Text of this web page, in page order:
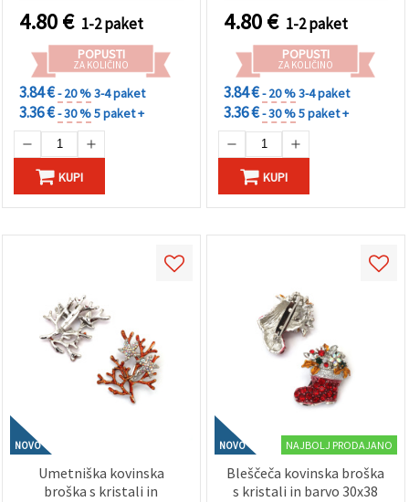
pomladne outfite in
dekorativne DIY ideje
4.80€ 1-2 paket
POPUSTI
ZA KOLIČINO
3.84 €- 20 %3-4 paket
3.36 €- 30 %5 paket +
KUPI
darila in elegantne
dekoracije DIY ustvarjanje
4.80€ 1-2 paket
POPUSTI
ZA KOLIČINO
3.84 €- 20 %3-4 paket
3.36 €- 30 %5 paket +
KUPI
NOVO
Umetniška kovinska
broška s kristali in
NOVO NAJBOLJ PRODAJANO
Bleščeča kovinska broška
s kristali in barvo 30x38